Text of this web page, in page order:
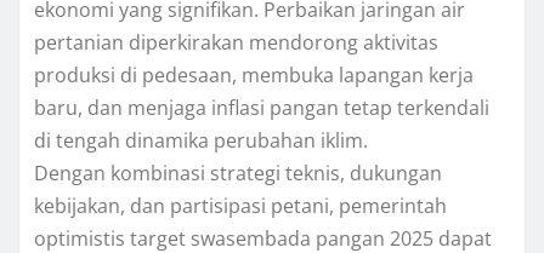
ekonomi yang signifikan. Perbaikan jaringan air
pertanian diperkirakan mendorong aktivitas
produksi di pedesaan, membuka lapangan kerja
baru, dan menjaga inflasi pangan tetap terkendali
di tengah dinamika perubahan iklim.
Dengan kombinasi strategi teknis, dukungan
kebijakan, dan partisipasi petani, pemerintah
optimistis target swasembada pangan 2025 dapat